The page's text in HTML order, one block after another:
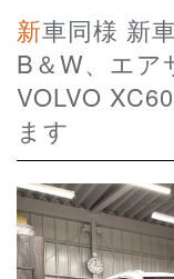
新車同様 新車時より車庫保管1オーナー
B＆W、エア
VOLVO
ます